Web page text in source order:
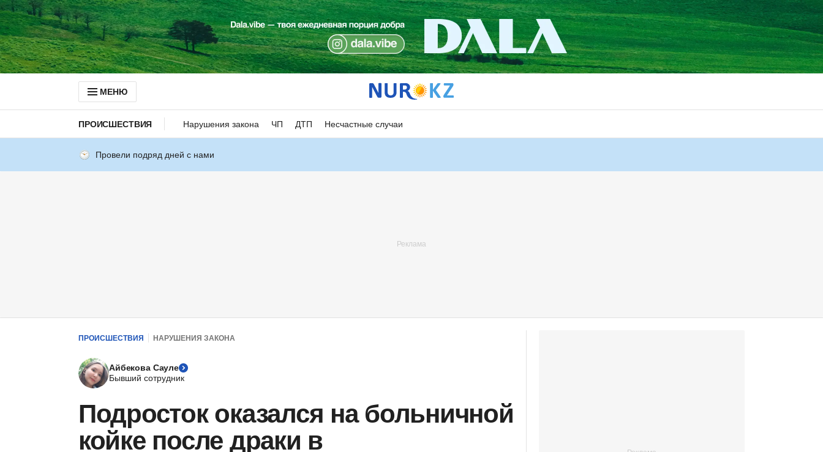
МЕНЮ
ПРОИСШЕСТВИЯ Нарушения закона ЧП ДТП Несчастные случаи
Провели подряд дней с нами
ПРОИСШЕСТВИЯ НАРУШЕНИЯ ЗАКОНА
Айбекова Сауле
Бывший сотрудник
Подросток оказался на больничной
койке после драки в